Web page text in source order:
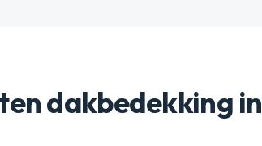
dakbedekking in